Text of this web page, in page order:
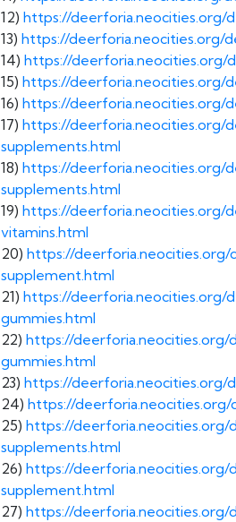
12) https://deerforia.neocities.org/
13) https://deerforia.neocities.org/
14) https://
15) https://deerforia.neocities.org/
16) https://deerforia.neocities.org/
17) https://
supplements.html
18) https://
supplements.html
19) https://
vitamins.html
20) https://
supplement.html
21) https://
gummies.html
22) https://
gummies.html
23) https://
24) https://
25) https://
supplements.html
26) https://
supplement.html
27) https://